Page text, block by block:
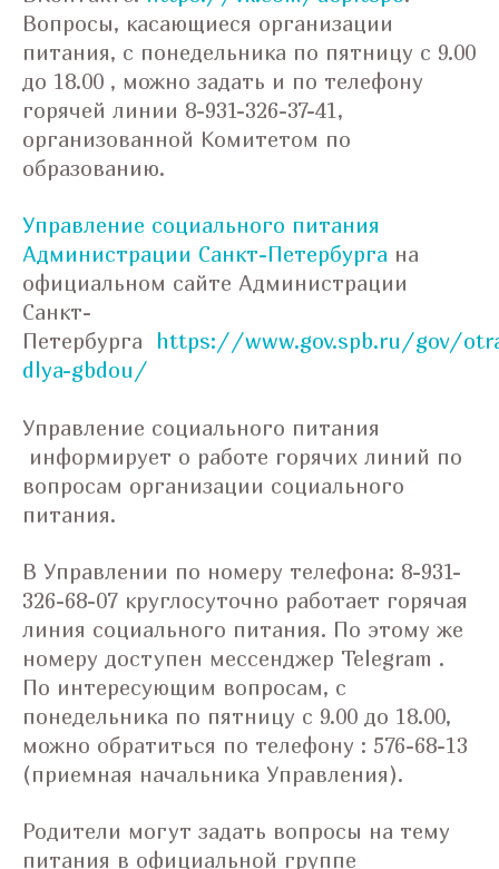
Вопросы, касающиеся организации
питания, с понедельника по пятницу с 9.00
до 18.00 , можно задать и по телефону
горячей линии 8-931-326-37-41,
организованной Комитетом по
образованию.
Управление социального питания
Администрации Санкт-Петербурга на
официальном сайте Администрации
Санкт-
Петербурга
https://www.gov.spb.ru/gov/
dlya-gbdou/
Управление социального питания
информирует о работе горячих линий по
вопросам организации социального
питания.
В Управлении по номеру телефона: 8-931-
326-68-07 круглосуточно работает горячая
линия социального питания. По этому же
номеру доступен мессенджер Telegram .
По интересующим вопросам, с
понедельника по пятницу с 9.00 до 18.00,
можно обратиться по телефону : 576-68-13
(приемная начальника Управления).
Родители могут задать вопросы на тему
питания в официальной группе